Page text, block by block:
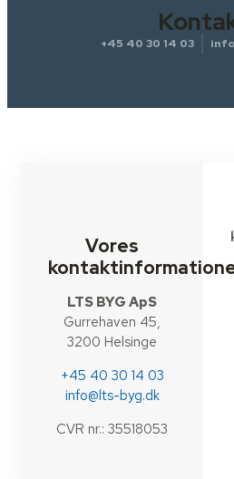
+45 40 30 14 03
Vores
LTS BYG ApS
Gurrehaven 45,
3200 Helsinge
+45 40 30 14 03
info@lts-byg.dk
CVR nr.: 35518053